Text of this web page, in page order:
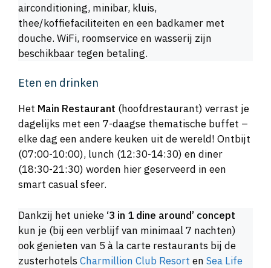
airconditioning, minibar, kluis,
thee/koffiefaciliteiten en een badkamer met
douche. WiFi, roomservice en wasserij zijn
beschikbaar tegen betaling.
Eten en drinken
Het Main Restaurant (hoofdrestaurant) verrast je
dagelijks met een 7-daagse thematische buffet –
elke dag een andere keuken uit de wereld! Ontbijt
(07:00-10:00), lunch (12:30-14:30) en diner
(18:30-21:30) worden hier geserveerd in een
smart casual sfeer.
Dankzij het unieke ‘3 in 1 dine around’ concept
kun je (bij een verblijf van minimaal 7 nachten)
ook genieten van 5 à la carte restaurants bij de
zusterhotelsCharmillion Club Resort en Sea Life